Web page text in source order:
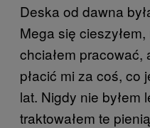
Deska od dawna
Mega się
chciałem
płacić mi za coś, co
lat. Nigdy nie byłem
traktowałem te